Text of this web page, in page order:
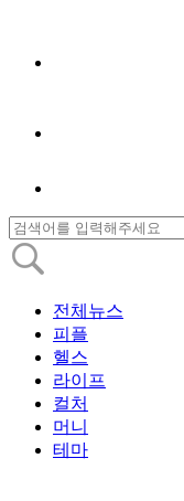
전체뉴스
피플
헬스
라이프
컬처
머니
테마